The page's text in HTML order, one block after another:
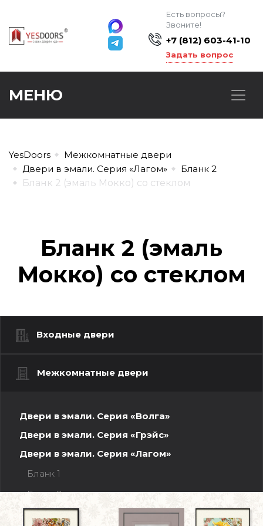
Есть вопросы?
Звоните!
+7 (812) 603-41-10
Задать вопрос
МЕНЮ
YesDoors
Межкомнатные двери
Двери в эмали. Серия «Лагом»
Бланк 2
Бланк 2 (эмаль Мокко) со стеклом
Бланк 2 (эмаль
Мокко) со стеклом
Входные двери
Межкомнатные двери
Двери в эмали. Серия «Волга»
Двери в эмали. Серия «Грэйс»
Двери в эмали. Серия «Лагом»
Бланк 1
Бланк 2
Ленес